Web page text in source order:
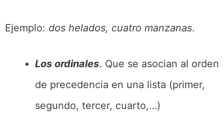
Ejemplo: dos helados, cuatro manzanas.
Los ordinales. Que se asocian al orden
de precedencia en una lista (primer,
segundo, tercer, cuarto,…)